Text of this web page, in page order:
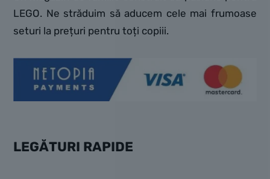
LEGO. Ne străduim să aducem cele mai frumoase
seturi la prețuri pentru toți copiii.
LEGĂTURI RAPIDE